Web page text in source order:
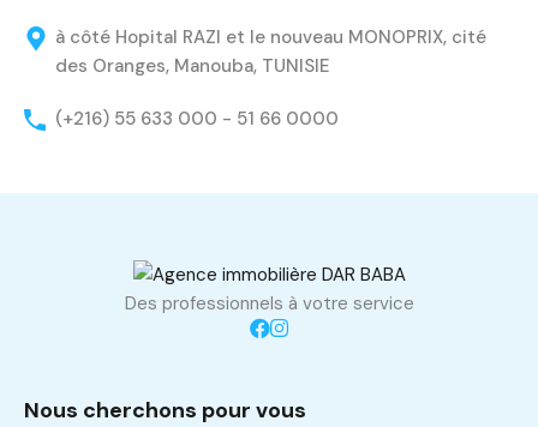
à côté Hopital RAZI et le nouveau MONOPRIX, cité
des Oranges, Manouba, TUNISIE
(+216) 55 633 000 - 51 66 0000
Des professionnels à votre service
Nous cherchons pour vous